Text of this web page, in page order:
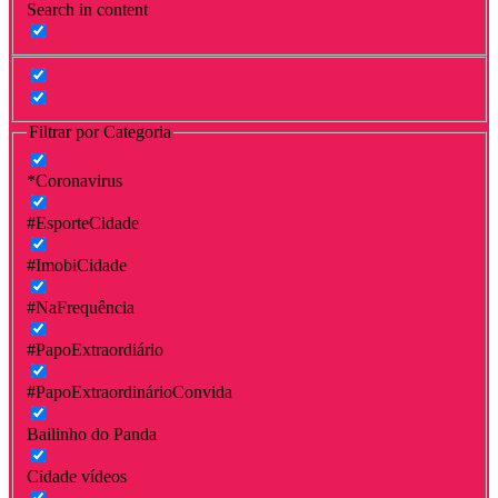
Search in content
Filtrar por Categoria
*Coronavirus
#EsporteCidade
#ImobiCidade
#NaFrequência
#PapoExtraordiário
#PapoExtraordinárioConvida
Bailinho do Panda
Cidade vídeos